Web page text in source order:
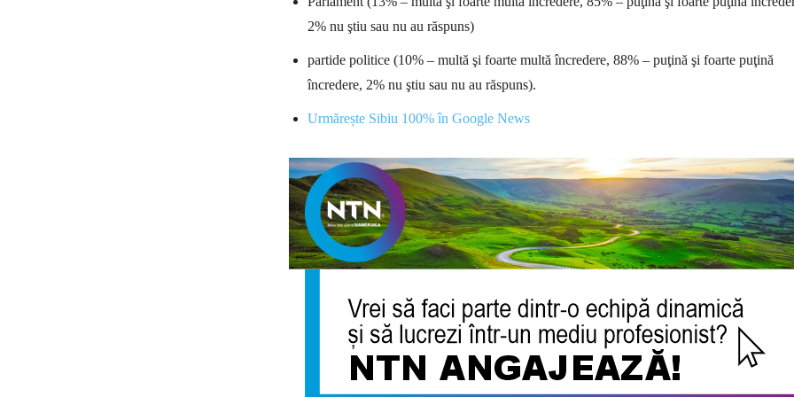
2% nu ştiu sau nu au răspuns)
partide politice (10% – multă şi foarte multă încredere, 88% – puţină şi foarte puţină
încredere, 2% nu ştiu sau nu au răspuns).
Urmărește Sibiu 100% în Google News